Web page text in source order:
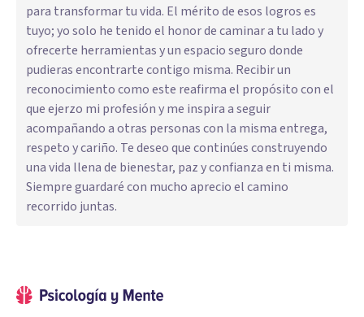
para transformar tu vida. El mérito de esos logros es
tuyo; yo solo he tenido el honor de caminar a tu lado y
ofrecerte herramientas y un espacio seguro donde
pudieras encontrarte contigo misma. Recibir un
reconocimiento como este reafirma el propósito con el
que ejerzo mi profesión y me inspira a seguir
acompañando a otras personas con la misma entrega,
respeto y cariño. Te deseo que continúes construyendo
una vida llena de bienestar, paz y confianza en ti misma.
Siempre guardaré con mucho aprecio el camino
recorrido juntas.